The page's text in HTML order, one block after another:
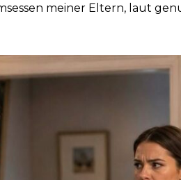
meiner Eltern, laut